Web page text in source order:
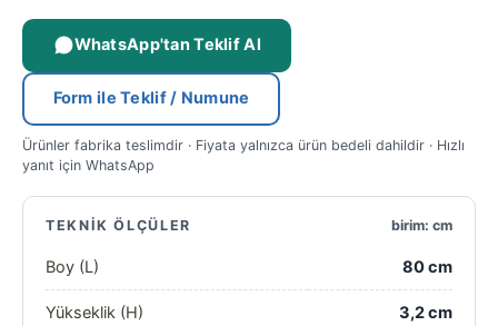
WhatsApp'tan Teklif Al
Form ile Teklif / Numune
Ürünler fabrika teslimdir · Fiyata yalnızca ürün bedeli dahildir · Hızlı
yanıt için WhatsApp
TEKNIK ÖLÇÜLER birim: cm
Boy (L) 80 cm
Yükseklik (H) 3,2 cm